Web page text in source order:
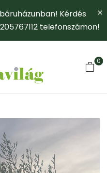
Kérdés
telefonszámon!
0